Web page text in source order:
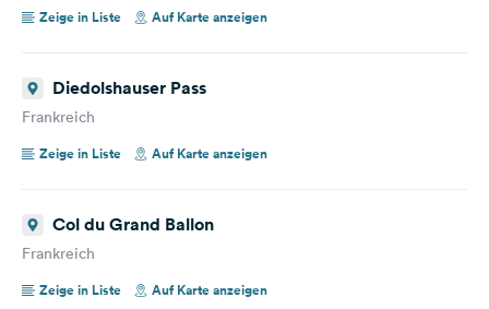
Zeige in Liste
Auf Karte anzeigen
Diedolshauser Pass
Frankreich
Zeige in Liste
Auf Karte anzeigen
Col du Grand Ballon
Frankreich
Zeige in Liste
Auf Karte anzeigen